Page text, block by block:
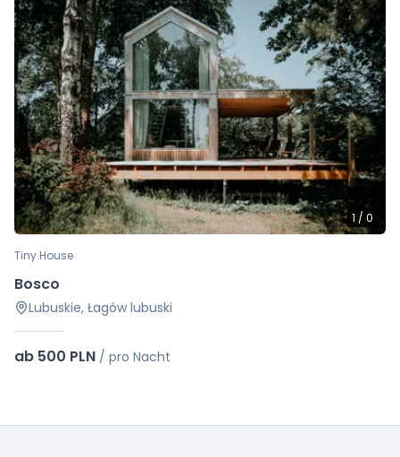
1 / 0
Tiny House
Bosco
Lubuskie, Łagów lubuski
ab 500 PLN / pro Nacht